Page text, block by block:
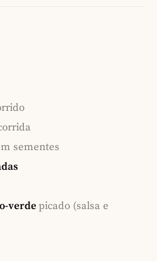
sementes
verdepicado (salsa e